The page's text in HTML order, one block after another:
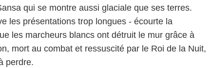
qui se montre aussi glaciale que ses terres.
les présentations trop longues - écourte la
les marcheurs blancs ont détruit le mur grâce à
mort au combat et ressuscité par le Roi de la Nuit,
perdre.